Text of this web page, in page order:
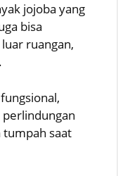
jojoba yang
bisa
ruangan,
tumpah saat